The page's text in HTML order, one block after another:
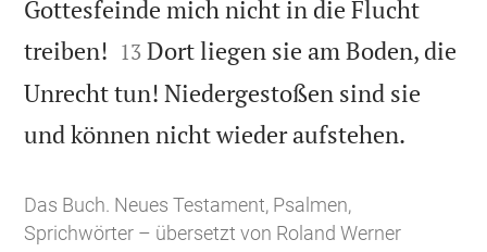
Gottesfeinde mich nicht in die Flucht
treiben! 

13 Dort liegen sie am Boden, die
Unrecht tun! Niedergestoßen sind sie
und können nicht wieder aufstehen.
Das Buch. Neues Testament, Psalmen,
Sprichwörter – übersetzt von Roland Werner